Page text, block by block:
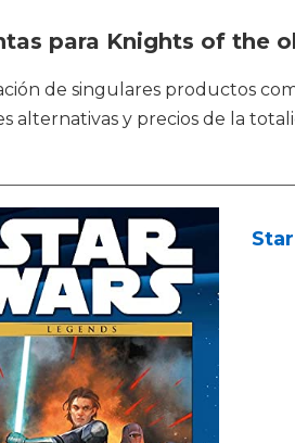
para Knights of the
de singulares productos
alternativas y precios de la